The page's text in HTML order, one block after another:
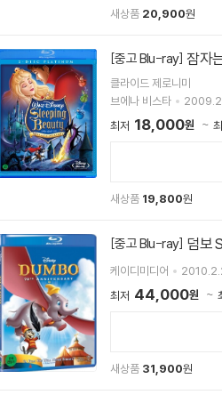
새상품 20,900원
[중고 Blu-ray] 잠자
클라이드 제로니미
브에나 비스타
최저 18,000원
새상품 19,800원
[중고 Blu-ray] 덤보
케이디미디어
최저 44,000원
새상품 31,900원